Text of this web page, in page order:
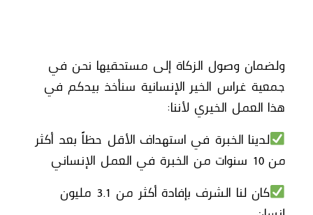
ولضمان وصول الزكاة إلى مستحقيها نحن في
جمعية غراس الخير الإنسانية سنأخذ بيدكم في
هذا العمل الخيري لأننا:
لدينا الخبرة في استهداف الأقل حظاً بعد أكثر
من 10 سنوات من الخبرة في العمل الإنساني
كان لنا الشرف بإفادة أكثر من 3.1 مليون